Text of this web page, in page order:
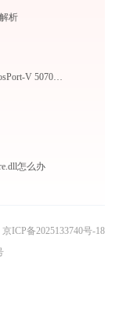
析
一文带你了解如何下载及安装富士施乐ApeosPort-V 5070打印机驱动
怎么办
京ICP备2025133740号-18